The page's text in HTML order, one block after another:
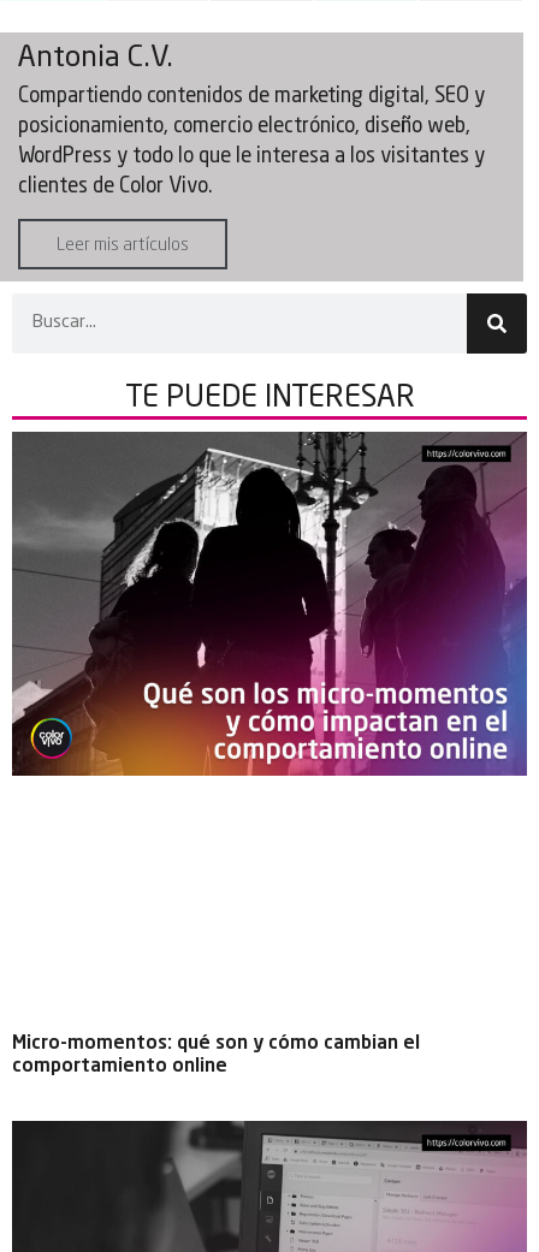
Antonia C.V.
Compartiendo contenidos de marketing digital, SEO y
posicionamiento, comercio electrónico, diseño web,
WordPress y todo lo que le interesa a los visitantes y
clientes de Color Vivo.
Leer mis artículos
TE PUEDE INTERESAR
Micro-momentos: qué son y cómo cambian el
comportamiento online